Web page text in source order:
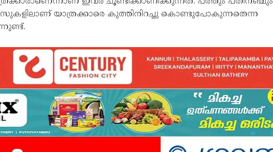
യാത്രക്കാരെ കുത്തിനിറച്ചു കൊണ്ടുപോകുന്നതെന്ന